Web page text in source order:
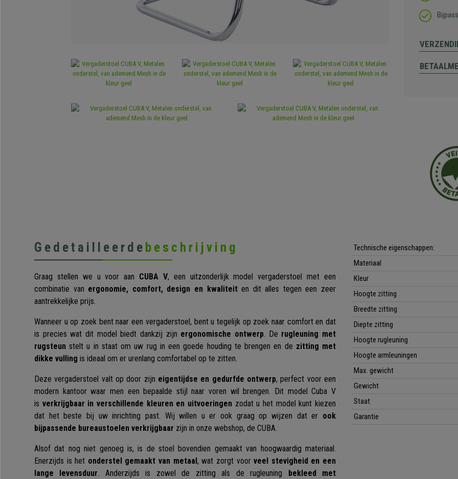
Gedetailleerde beschrijving
Graag stellen we u voor aan CUBA V, een uitzonderlijk model vergaderstoel met een
combinatie van ergonomie, comfort, design en kwaliteiten dit alles tegen een zeer
aantrekkelijke prijs.
Wanneer u op zoek bent naar een vergaderstoel, bent u tegelijk op zoek naar comfort en dat
is precies wat dit model biedt dankzij zijn ergonomische ontwerp. De rugleuning met
rugsteun stelt u in staat om uw rug in een goede houding te brengen en de zitting met
dikke vulling is ideaal om er urenlang comfortabel op te zitten.
Deze vergaderstoel valt op door zijn eigentijdse en gedurfde ontwerp, perfect voor een
modern kantoor waar men een bepaalde stijl naar voren wil brengen. Dit model Cuba V
is verkrijgbaar in verschillende kleuren en uitvoeringen zodat u het model kunt kiezen
dat het beste bij uw inrichting past. Wij willen u er ook graag op wijzen dat er ook
bijpassende bureaustoelen verkrijgbaar zijn in onze webshop, de CUBA.
Alsof dat nog niet genoeg is, is de stoel bovendien gemaakt van hoogwaardig materiaal.
Enerzijds is het onderstel gemaakt van metaal, wat zorgt voorveel stevigheid en een
lange levensduur. Anderzijds is zowel de zitting als de rugleuning bekleed met
Technische eigenschappen:
Materiaal
Kleur
Hoogte zitting
Breedte zitting
Diepte zitting
Hoogte rugleuning
Hoogte armleuningen
Max. gewicht
Gewicht
Staat
Garantie